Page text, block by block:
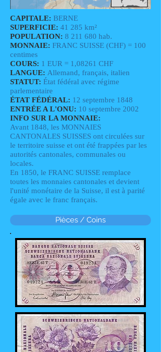
CAPITALE: BERNE
SUPERFICIE: 41 285 km²
POPULATION: 8 211 680 hab.
MONNAIE: FRANC SUISSE (CHF) = 100
centimes
COURS: 1 EUR = 1,08261 CHF
LANGUE: Allemand, français, italien
STATUT: État fédéral avec régime
parlementaire
ÉTAT FÉDÉRAL: 12 septembre 1848
ENTRÉE A L'ONU: 10 septembre 2002
INFO SUR LA MONNAIE:
Avant 1848, les MONNAIES
CANTONALES SUISSES ont circulées sur
le territoire suisse et ont été frappées par les
autorités cantonales, communales ou
locales.
En 1850, le FRANC SUISSE remplace
toutes les monnaies cantonales et devient
l'unité monétaire de la Suisse, il est à parité
égale avec le franc français.
Pièces / Coins